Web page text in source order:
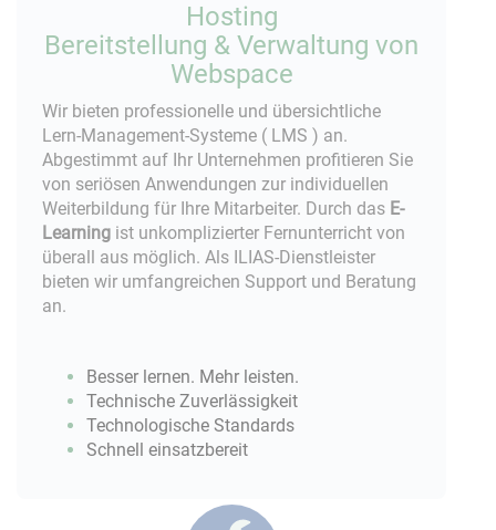
Hosting
Bereitstellung & Verwaltung von
Webspace
Wir bieten professionelle und übersichtliche
Lern-Management-Systeme ( LMS ) an.
Abgestimmt auf Ihr Unternehmen profitieren Sie
von seriösen Anwendungen zur individuellen
Weiterbildung für Ihre Mitarbeiter. Durch das E-
Learning ist unkomplizierter Fernunterricht von
überall aus möglich. Als ILIAS-Dienstleister
bieten wir umfangreichen Support und Beratung
an.
Besser lernen. Mehr leisten.
Technische Zuverlässigkeit
Technologische Standards
Schnell einsatzbereit